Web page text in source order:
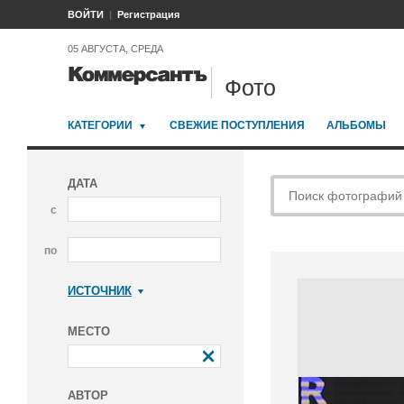
ВОЙТИ Регистрация
05 АВГУСТА, СРЕДА
Фото
КАТЕГОРИИ СВЕЖИЕ ПОСТУПЛЕНИЯ АЛЬБОМЫ
ДАТА
с
по
ИСТОЧНИК
МЕСТО
АВТОР